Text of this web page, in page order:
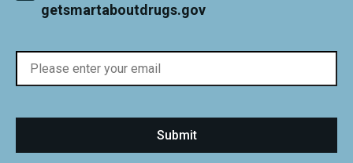
getsmartaboutdrugs.gov